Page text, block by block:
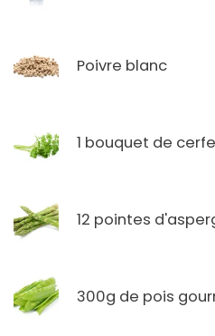
Poivre blanc
1 bouquet de
12 pointes
300g de pois